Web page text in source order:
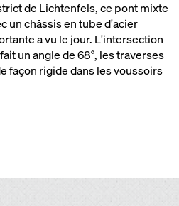
de Lichtenfels, ce pont mixte
un châssis en tube d'acier
a vu le jour. L'intersection
un angle de 68°, les traverses
façon rigide dans les voussoirs